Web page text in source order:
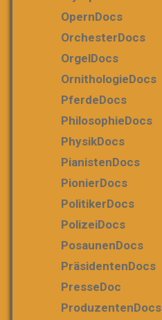
OpernDocs
OrchesterDocs
OrgelDocs
OrnithologieDocs
PferdeDocs
PhilosophieDocs
PhysikDocs
PianistenDocs
PionierDocs
PolitikerDocs
PolizeiDocs
PosaunenDocs
PräsidentenDocs
PresseDoc
ProduzentenDocs